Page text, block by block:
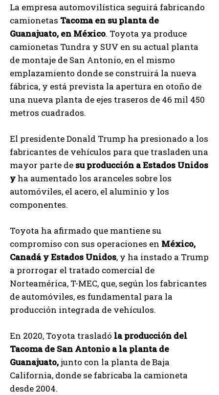
La empresa automovilística seguirá fabricando
camionetas Tacoma en su planta de
Guanajuato, en México. Toyota ya produce
camionetas Tundra y SUV en su actual planta
de montaje de San Antonio, en el mismo
emplazamiento donde se construirá la nueva
fábrica, y está prevista la apertura en otoño de
una nueva planta de ejes traseros de 46 mil 450
metros cuadrados.
El presidente Donald Trump ha presionado a los
fabricantes de vehículos para que trasladen una
mayor parte de su producción a Estados Unidos
y ha aumentado los aranceles sobre los
automóviles, el acero, el aluminio y los
componentes.
Toyota ha afirmado que mantiene su
compromiso con sus operaciones en México,
Canadá y Estados Unidos, y ha instado a Trump
a prorrogar el tratado comercial de
Norteamérica, T-MEC, que, según los fabricantes
de automóviles, es fundamental para la
producción integrada de vehículos.
En 2020, Toyota trasladó la producción del
Tacoma de San Antonio a la planta de
Guanajuato,junto con la planta de Baja
California, donde se fabricaba la camioneta
desde 2004.